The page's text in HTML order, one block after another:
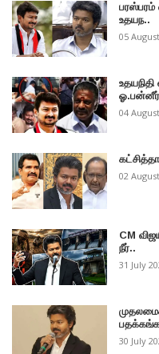
உதயந..
05
04
02
CM
நீர்..
31 July
30 July